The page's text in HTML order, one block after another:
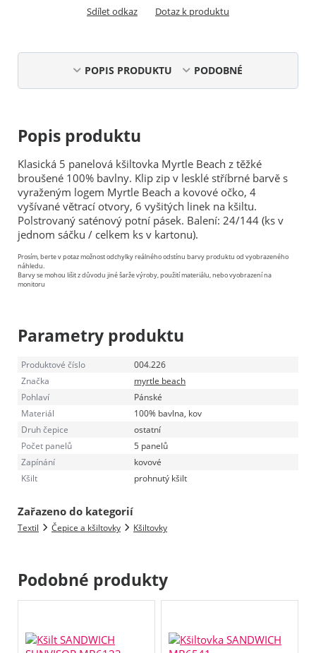
Sdílet odkaz Dotaz k produktu
POPIS PRODUKTU PODOBNÉ
Popis produktu
Klasická 5 panelová kšiltovka Myrtle Beach z těžké
broušené 100% bavlny. Klip zip v lesklé stříbrné barvě s
vyraženým logem Myrtle Beach a kovové očko, 4
vyšívané větrací otvory, 6 vyšitých linek na kšiltu.
Polstrovaný saténový potní pásek. Balení: 24/144 (ks v
jednom sáčku / celkem ks v kartonu).
Prosím, berte v potaz možnost odchylky reálného odstínu barvy produktu od vyobrazeného
náhledu.
Barvy se mohou lišit z důvodu jiné šarže výroby, použití materiálu, nebo vyobrazení na
monitoru
Parametry produktu
Produktové číslo
004.226
Značka
myrtle beach
Pohlaví
Pánské
Materiál
100% bavlna, kov
Druh čepice
ostatní
Počet panelů
5 panelů
Zapínání
kovové
Kšilt
prohnutý kšilt
Zařazeno do kategorií
Textil Čepice a kšiltovky Kšiltovky
Podobné produkty